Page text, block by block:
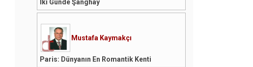
İki Günde Şanghay
Mustafa Kaymakçı
Paris: Dünyanın En Romantik Kenti